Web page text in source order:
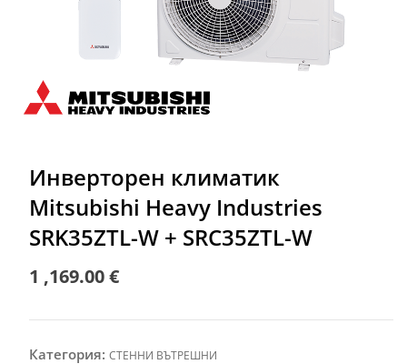
Инверторен климатик
Mitsubishi Heavy Industries
SRK35ZTL-W + SRC35ZTL-W
1 ,169.00€
Категория: СТЕННИ ВЪТРЕШНИ